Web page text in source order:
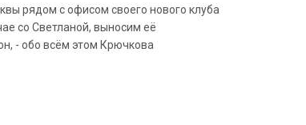
рядом с офисом своего нового клуба
со Светланой, выносим её
- обо всём этом Крючкова